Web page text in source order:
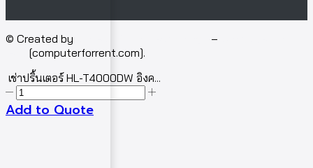
© Created by –
[computerforrent.com].
เช่าปริ้นเตอร์ HL-T4000DW อิงค...
Add to Quote